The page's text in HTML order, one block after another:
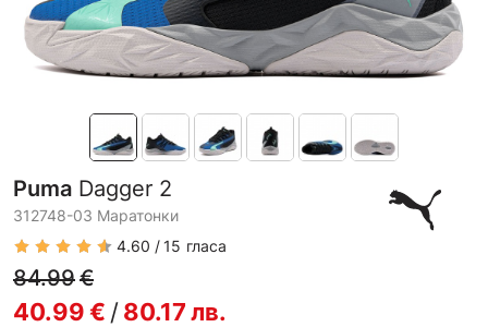
Puma Dagger 2
312748-03 Маратонки
4.60
15 гласа
84.99€
40.99€ /80.17лв.